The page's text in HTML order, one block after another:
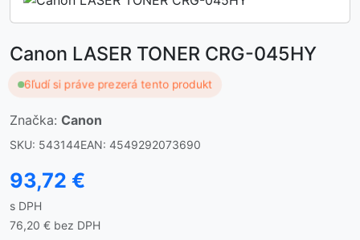
Canon LASER TONER CRG-045HY
6ľudí si práve prezerá tento produkt
Značka: Canon
SKU: 543144EAN: 4549292073690
93,72 €
s DPH
76,20 € bez DPH